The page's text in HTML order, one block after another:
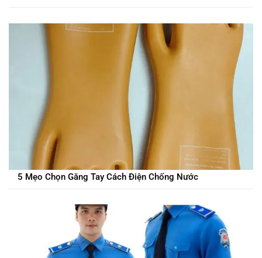
5 Mẹo Chọn Găng Tay Cách Điện Chống Nước